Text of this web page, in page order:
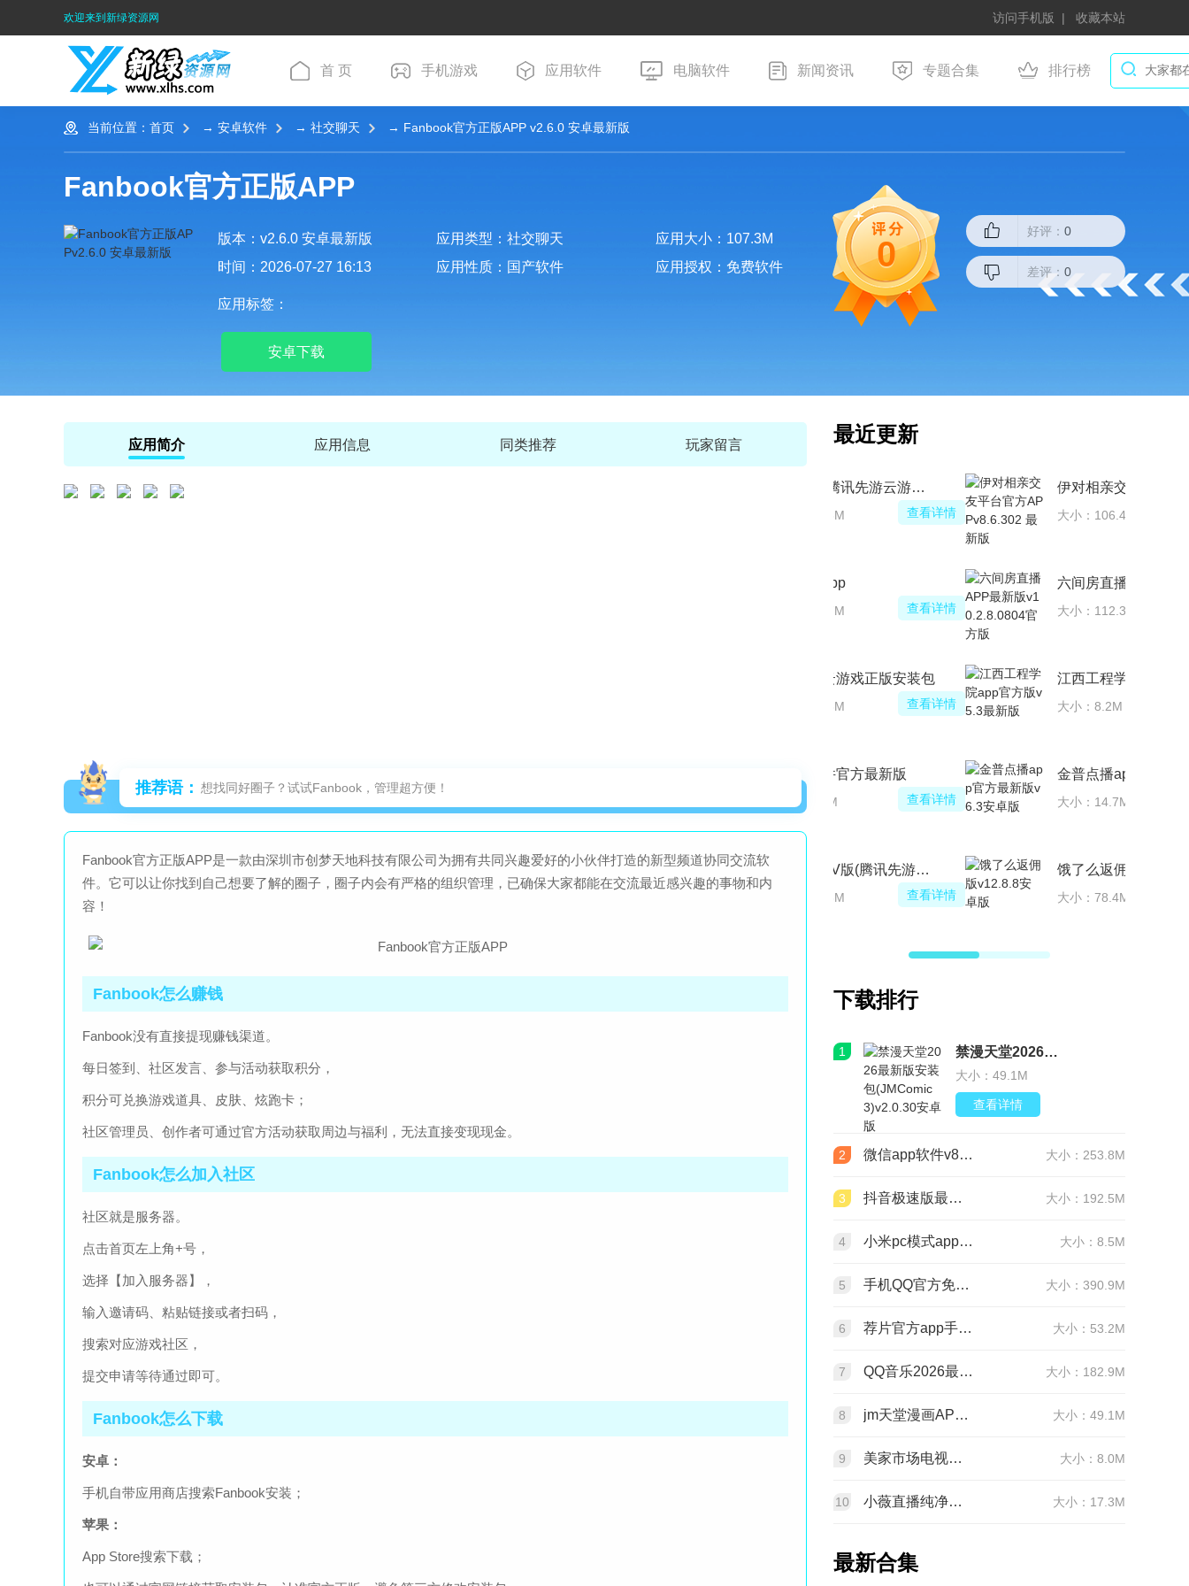
欢迎来到新绿资源网 访问手机版 收藏本站
首 页 手机游戏 应用软件 电脑软件 新闻资讯 专题合集 排行榜
当前位置： 首页 → 安卓软件 → 社交聊天 → Fanbook官方正版APP v2.6.0 安卓最新版
Fanbook官方正版APP
版本：v2.6.0 安卓最新版 应用类型：社交聊天
应用大小：107.3M
时间：2026-07-27 16:13
应用性质：国产软件 应用授权：免费软件
应用标签：
安卓下载
0
好评： 0
差评： 0
应用简介 应用信息 同类推荐 玩家留言
推荐语： 想找同好圈子？试试Fanbook，管理超方便！
Fanbook官方正版APP是一款由深圳市创梦天地科技有限公司为拥有共同兴趣爱好的小伙伴打造的新型频道协同交流软
件。它可以让你找到自己想要了解的圈子，圈子内会有严格的组织管理，已确保大家都能在交流最近感兴趣的事物和内
容！
Fanbook怎么赚钱
Fanbook没有直接提现赚钱渠道。
每日签到、社区发言、参与活动获取积分，
积分可兑换游戏道具、皮肤、炫跑卡；
社区管理员、创作者可通过官方活动获取周边与福利，无法直接变现现金。
Fanbook怎么加入社区
社区就是服务器。
点击首页左上角+号，
选择【加入服务器】，
输入邀请码、粘贴链接或者扫码，
搜索对应游戏社区，
提交申请等待通过即可。
Fanbook怎么下载
安卓：
手机自带应用商店搜索Fanbook安装；
苹果：
App Store搜索下载；
最近更新
腾讯先锋(腾讯先游云游戏官方客户端apk)
大小：135.6M 查看详情
哔哩哔哩app
大小：193.7M 查看详情
腾讯先锋云游戏正版安装包
大小：135.6M 查看详情
测谎仪软件官方最新版
大小：27.5M 查看详情
腾讯先锋TV版(腾讯先游电视版本)
大小：135.6M 查看详情
下载排行
1 禁漫天堂2026最新版安装包(JMComic3)v2.0.30安卓版
大小：49.1M
查看详情
2 微信app软件v8.0.76 官方版 大小：253.8M
3 抖音极速版最新版本官方版2026v39.9.0安卓版 大小：192.5M
4 小米pc模式app安装包(小米pc模式beta版)v12.1.208.5平板版 大小：8.5M
5 手机QQ官方免费最新版v9.3.30 官方正版 大小：390.9M
6 荐片官方app手机最新版v4.2.5安卓版 大小：53.2M
7 QQ音乐2026最新版app20.6.5.8 官方安卓版 大小：182.9M
8 jm天堂漫画APP安装包v2.0.30安卓最新版 大小：49.1M
9 美家市场电视版安装包v3.3.1安卓TV版 大小：8.0M
10 小薇直播纯净版tv版安装包v2.7.0.6足道纯净版 大小：17.3M
最新合集